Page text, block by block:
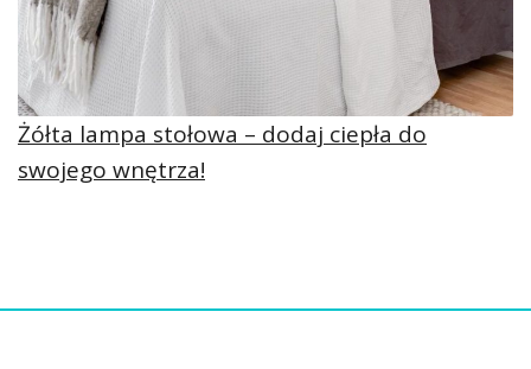
Żółta lampa stołowa – dodaj ciepła do
swojego wnętrza!